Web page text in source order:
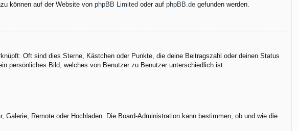
können auf der Website von phpBB Limited oder auf phpBB.de gefunden werden.
Oft sind dies Sterne, Kästchen oder Punkte, die deine Beitragszahl oder deinen Status
persönliches Bild, welches von Benutzer zu Benutzer unterschiedlich ist.
Galerie, Remote oder Hochladen. Die Board-Administration kann bestimmen, ob und wie die